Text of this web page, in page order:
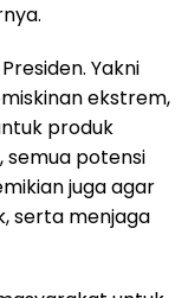
Yakni
ekstrem,
produk
semua potensi
juga agar
serta menjaga